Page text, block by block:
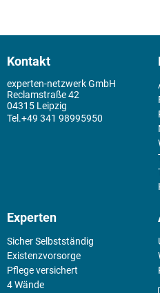
Kontakt
experten-netzwerk GmbH
Reclamstraße 42
04315 Leipzig
+49 341 98995950
Experten
Sicher Selbstständig
Existenz­vorsorge
Pflege versichert
4 Wände